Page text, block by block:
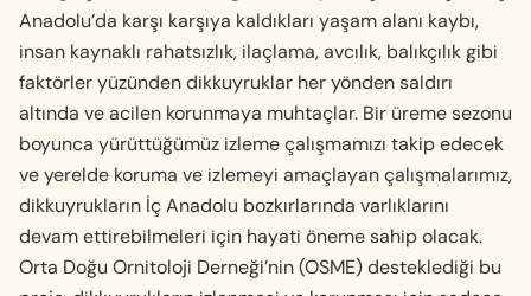
Anadolu’da karşı kar­şıya kaldıkları yaşam alanı kaybı,
insan kaynaklı rahatsızlık, ilaçlama, avcılık, balıkçılık gibi
faktörler yüzünden dikkuyruklar her yönden saldırı
altında ve acilen korunmaya muhtaçlar. Bir üreme sezonu
boyunca yürüttüğümüz izleme çalışmamızı takip edecek
ve yerelde koruma ve izlemeyi amaçlayan çalışmalarımız,
dikkuyrukların İç Anadolu bozkırla­rında varlıklarını
devam ettirebilmeleri için hayati öneme sahip olacak.
Orta Doğu Ornitoloji Derneği’nin (OSME) desteklediği bu